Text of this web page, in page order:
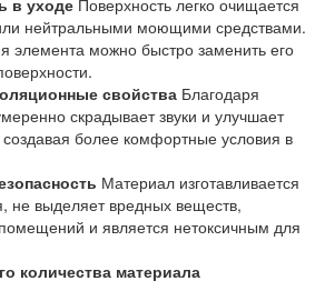
нейтральными моющими средствами.
элемента можно быстро заменить его
свойства Благодаря
скрадывает звуки и улучшает
более комфортные условия в
Материал изготавливается
не выделяет вредных веществ,
и является нетоксичным для
количества материала